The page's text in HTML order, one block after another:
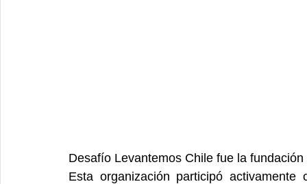
Desafío Levantemos Chile fue la
Esta organización participó